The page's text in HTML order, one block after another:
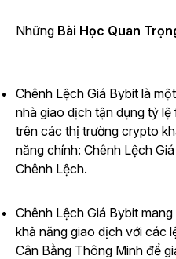
Những Bài Học Quan
Chênh Lệch Giá Bybit là
nhà giao dịch tận dụng tỷ
trên các thị trường crypto
năng chính: Chênh Lệch
Chênh Lệch.
Chênh Lệch Giá Bybit
khả năng giao dịch với các
Cân Bằng Thông Minh để